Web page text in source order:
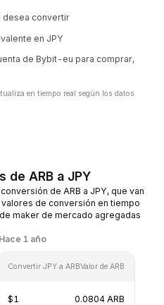
desea convertir
en JPY
de Bybit-eu para comprar,
en tiempo real según los datos
de ARB a JPY
de ARB a JPY, que van
de conversión en tiempo
maker de mercado agregadas
Hace 1 año
Convertir JPY a ARBValor de ARB
$1 0.0804 ARB